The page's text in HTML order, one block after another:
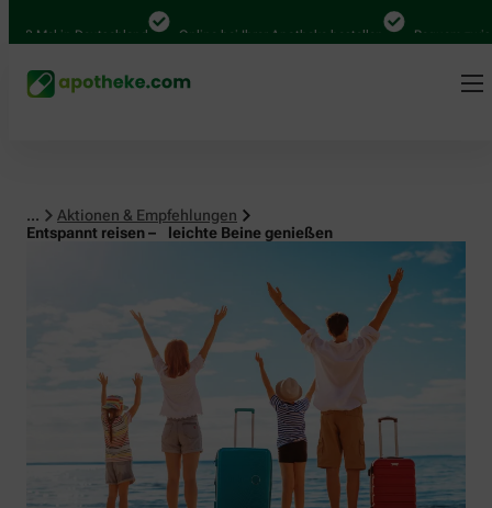
in Deutschland Online bei Ihrer Apotheke bestellen Bequem zwischen
...
Aktionen & Empfehlungen
Entspannt reisen – leichte Beine genießen